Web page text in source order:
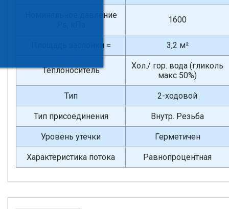
Номинальное давление
1600
Площадь заслонки ≈ 3,2 м²
Теплоноситель
Хол./ гор. вода (гликоль
макс 50%)
Тип 2-ходовой
Тип присоединения Внутр. Резьба
Уровень утечки Герметичен
Характеристика потока Равнопроцентная